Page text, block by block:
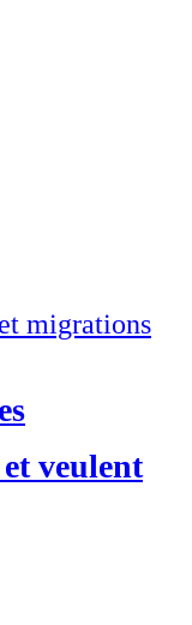
migrations
veulent